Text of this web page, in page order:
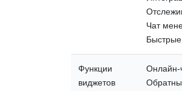
Чат
Функции
виджетов
Онлайн-